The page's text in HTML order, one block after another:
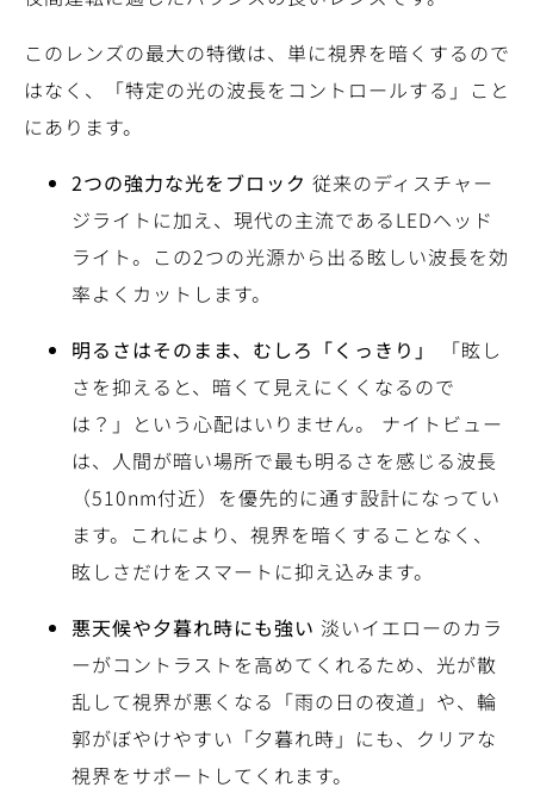
このレンズの最大の特徴は、単に視界を暗くするので
はなく、「特定の光の波長をコントロールする」こと
にあります。
2つの強力な光をブロック 従来のディスチャー
ジライトに加え、現代の主流であるLEDヘッド
ライト。この2つの光源から出る眩しい波長を効
率よくカットします。
明るさはそのまま、むしろ「くっきり」
「眩し
さを抑えると、暗くて見えにくくなるので
は？」という心配はいりません。 ナイトビュー
は、人間が暗い場所で最も明るさを感じる波長
（510nm付近）を優先的に通す設計になってい
ます。これにより、視界を暗くすることなく、
眩しさだけをスマートに抑え込みます。
悪天候や夕暮れ時にも強い 淡いイエローのカラ
ーがコントラストを高めてくれるため、光が散
乱して視界が悪くなる「雨の日の夜道」や、輪
郭がぼやけやすい「夕暮れ時」にも、クリアな
視界をサポートしてくれます。